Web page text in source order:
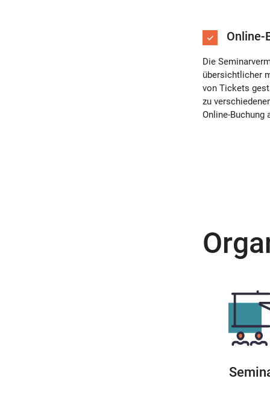
Online-
Die
übersichtlicher
von Tickets
zu
Online-Buchung